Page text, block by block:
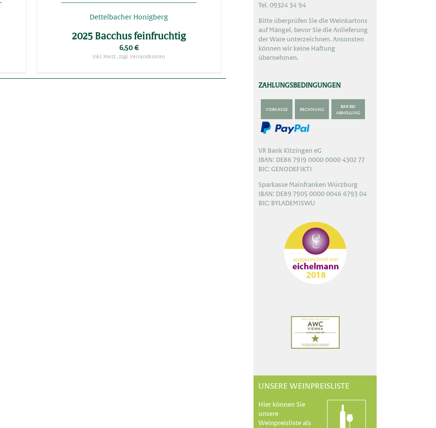
Dettelbacher Honigberg
2025 Bacchus feinfruchtig
6,50€
inkl. MwSt., zzgl. Versandkosten
Tel. 09324 34 94
Bitte überprüfen Sie die Weinkartons
auf Mängel, bevor Sie die Anlieferung
der Ware unterzeichnen. Ansonsten
können wir keine Haftung
übernehmen.
ZAHLUNGSBEDINGUNGEN
VORKASSE RECHNUNG
BAR BEI
ABHOLUNG
VR Bank Kitzingen eG
IBAN: DE86 7919 0000 0000 4302 77
BIC: GENODEF1KT1
Sparkasse Mainfranken Würzburg
IBAN: DE89 7905 0000 0046 6793 04
BIC: BYLADEM1SWU
UNSERE WEINPREISLISTE
Hier können Sie
unsere
Weinpreisliste als